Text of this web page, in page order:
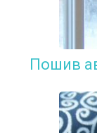
Пошив